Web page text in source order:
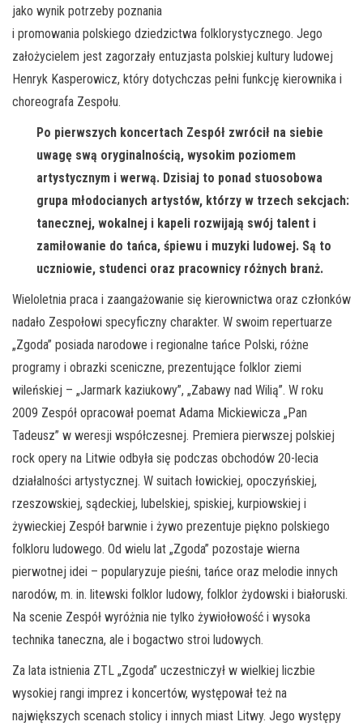
jako wynik potrzeby poznania
i promowania polskiego dziedzictwa folklorystycznego. Jego
założycielem jest zagorzały entuzjasta polskiej kultury ludowej
Henryk Kasperowicz, który dotychczas pełni funkcję kierownika i
choreografa Zespołu.
Po pierwszych koncertach Zespół zwrócił na siebie
uwagę swą oryginalnością, wysokim poziomem
artystycznym i werwą. Dzisiaj to ponad stuosobowa
grupa młodocianych artystów, którzy w trzech sekcjach:
tanecznej, wokalnej i kapeli rozwijają swój talent i
zamiłowanie do tańca, śpiewu i muzyki ludowej. Są to
uczniowie, studenci oraz pracownicy różnych branż.
Wieloletnia praca i zaangażowanie się kierownictwa oraz członków
nadało Zespołowi specyficzny charakter. W swoim repertuarze
„Zgoda” posiada narodowe i regionalne tańce Polski, różne
programy i obrazki sceniczne, prezentujące folklor ziemi
wileńskiej – „Jarmark kaziukowy”, „Zabawy nad Wilią”. W roku
2009 Zespół opracował poemat Adama Mickiewicza „Pan
Tadeusz” w weresji współczesnej. Premiera pierwszej polskiej
rock opery na Litwie odbyła się podczas obchodów 20-lecia
działalności artystycznej. W suitach łowickiej, opoczyńskiej,
rzeszowskiej, sądeckiej, lubelskiej, spiskiej, kurpiowskiej i
żywieckiej Zespół barwnie i żywo prezentuje piękno polskiego
folkloru ludowego. Od wielu lat „Zgoda” pozostaje wierna
pierwotnej idei – popularyzuje pieśni, tańce oraz melodie innych
narodów, m. in. litewski folklor ludowy, folklor żydowski i białoruski.
Na scenie Zespół wyróżnia nie tylko żywiołowość i wysoka
technika taneczna, ale i bogactwo stroi ludowych.
Za lata istnienia ZTL „Zgoda” uczestniczył w wielkiej liczbie
wysokiej rangi imprez i koncertów, występował też na
największych scenach stolicy i innych miast Litwy. Jego występy